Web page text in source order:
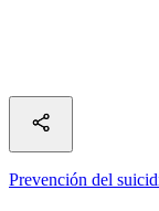
Prevención del